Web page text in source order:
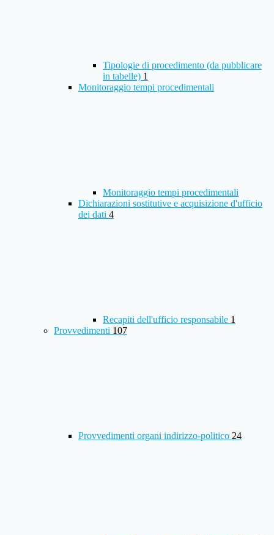
Tipologie di procedimento (da pubblicare
in tabelle) 1
Monitoraggio tempi procedimentali
Monitoraggio tempi procedimentali
Dichiarazioni sostitutive e acquisizione d'ufficio
dei dati 4
Recapiti dell'ufficio responsabile 1
Provvedimenti 107
Provvedimenti organi indirizzo-politico 24